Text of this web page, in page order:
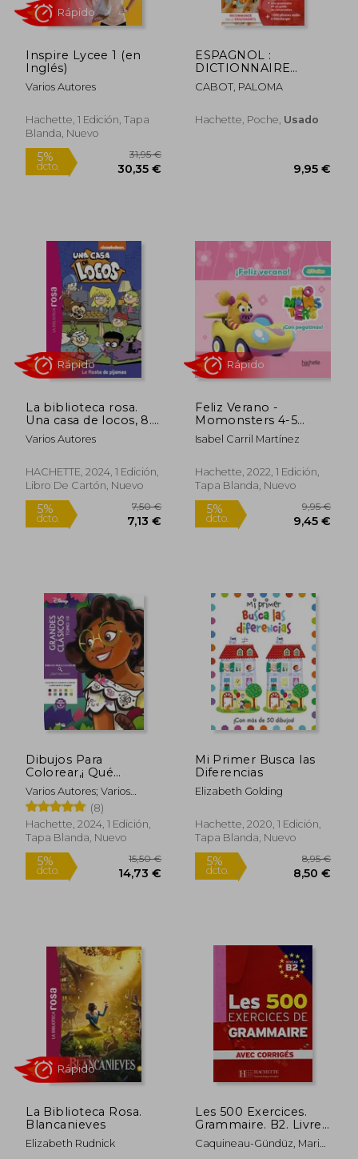
23,90 €
Inspire Lycee 1 (en
Inglés)
Varios Autores
Hachette, 1 Edición, Tapa
Blanda, Nuevo
5%
dcto. 30,35 €
Rápido
ESPAGNOL :
DICTIONNAIRE
POCHE : FRANCAIS-
ESPAGNOL,
FRANCAIS (en
CABOT, PALOMA
Hachette, Poche, Usado
9,95
La biblioteca rosa.
Una casa de locos, 8.
La fiesta de pijamas
Varios Autores
HACHETTE, 2024, 1 Edición,
Libro De Cartón, Nuevo
5% 7,50 €
Rápido
Feliz Verano -
Momonsters 4-5
Años (Hachette
Infantil - Momonsters
Isabel Carril Martínez
Hachette, 2022, 1 Edición,
Tapa Blanda, Nuevo
5%
Rápido
Dibujos Para
Colorear,¡ Qué
Misterio! Grandes
Clásicos, Tomo 10
Varios Autores; Varios
Autores
(8)
Hachette, 2024, 1 Edición,
Tapa Blanda, Nuevo
Mi Primer Busca las
Diferencias
Elizabeth Golding
Hachette, 2020, 1 Edición,
Tapa Blanda, Nuevo
La Biblioteca Rosa.
Blancanieves
Elizabeth Rudnick
Les 500 Exercices.
Grammaire. B2. Livre
de L'élève. Avec
Corrigés Integrés. Per
Caquineau-Gündüz, Marie-